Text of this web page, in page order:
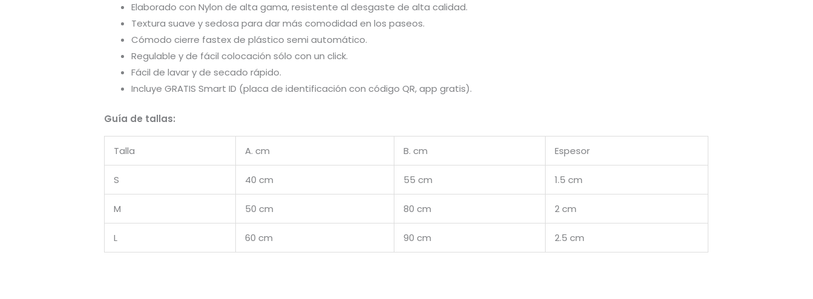
Elaborado con Nylon de alta gama, resistente al desgaste de alta calidad.
Textura suave y sedosa para dar más comodidad en los paseos.
Cómodo cierre fastex de plástico semi automático.
Regulable y de fácil colocación sólo con un click.
Fácil de lavar y de secado rápido.
Incluye GRATIS Smart ID (placa de identificación con código QR, app gratis).
Guía de tallas:
Talla A. cm B. cm Espesor
S 40 cm 55 cm 1.5 cm
M 50 cm 80 cm 2 cm
L 60 cm 90 cm 2.5 cm